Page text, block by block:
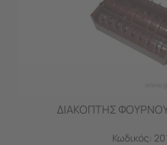
ΔΙΑΚΟΠΤΗΣ ΦΟΥΡΝΟΥ
Κωδικός: